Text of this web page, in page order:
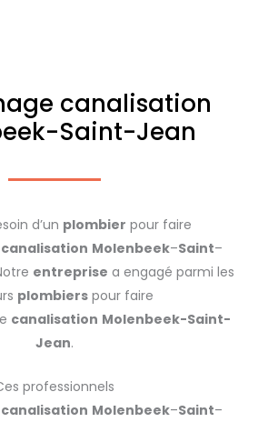
canalisation
Saint-Jean
d’un plombier pour faire
canalisation Molenbeek–Saint–
entreprise a engagé parmi les
plombierspour faire
canalisation Molenbeek-Saint-
Jean.
professionnels
canalisation Molenbeek–Saint–